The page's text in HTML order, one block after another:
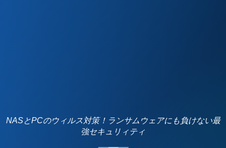
NASとPCのウィルス対策！ランサムウェアにも負けない最
強セキュリィティ